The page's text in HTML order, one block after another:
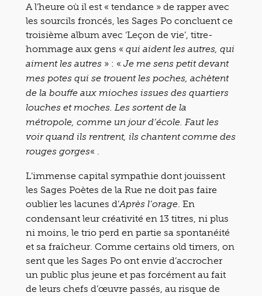
A l’heure où il est « tendance » de rapper avec
les sourcils froncés, les Sages Po concluent ce
troisième album avec ‘Leçon de vie’, titre-
hommage aux gens « qui aident les autres, qui
aiment les autres » : « Je me sens petit devant
mes potes qui se trouent les poches, achètent
de la bouffe aux mioches issues des quartiers
louches et moches. Les sortent de la
métropole, comme un jour d’école. Faut les
voir quand ils rentrent, ils chantent comme des
rouges gorges« .
L’immense capital sympathie dont jouissent
les Sages Poètes de la Rue ne doit pas faire
oublier les lacunes d’Après l’orage . En
condensant leur créativité en 13 titres, ni plus
ni moins, le trio perd en partie sa spontanéité
et sa fraîcheur. Comme certains old timers, on
sent que les Sages Po ont envie d’accrocher
un public plus jeune et pas forcément au fait
de leurs chefs d’œuvre passés, au risque de